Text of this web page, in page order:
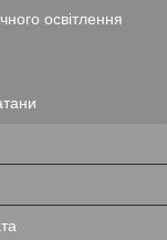
освітлення